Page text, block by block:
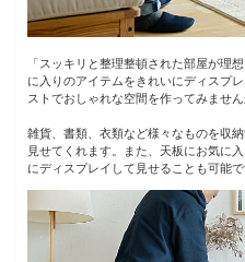
「スッキリと整理整頓された部屋が理
に入りのアイテムをきれいにディスプ
ストでおしゃれな空間を作ってみません
雑貨、書類、衣類など様々なものを収
見せてくれます。また、天板にお気に
にディスプレイして見せることも可能で